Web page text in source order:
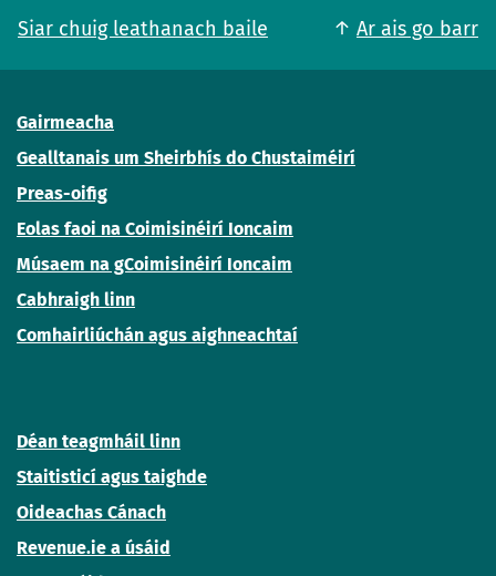
Siar chuig leathanach baile Ar ais go barr
Gairmeacha
Gealltanais um Sheirbhís do Chustaiméirí
Preas-oifig
Eolas faoi na Coimisinéirí Ioncaim
Músaem na gCoimisinéirí Ioncaim
Cabhraigh linn
Comhairliúchán agus aighneachtaí
Déan teagmháil linn
Staitisticí agus taighde
Oideachas Cánach
Revenue.ie a úsáid